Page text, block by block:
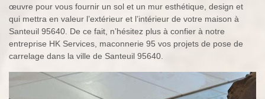
œuvre pour vous fournir un sol et un mur esthétique, design et
qui mettra en valeur l’extérieur et l’intérieur de votre maison à
Santeuil 95640. De ce fait, n’hésitez plus à confier à notre
entreprise HK Services, maconnerie 95 vos projets de pose de
carrelage dans la ville de Santeuil 95640.